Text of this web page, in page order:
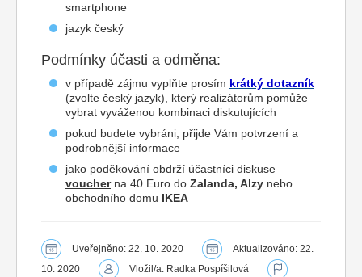
smartphone
jazyk český
Podmínky účasti a odměna:
v případě zájmu vyplňte prosím krátký dotazník
(zvolte český jazyk), který realizátorům pomůže
vybrat vyváženou kombinaci diskutujících
pokud budete vybráni, přijde Vám potvrzení a
podrobnější informace
jako poděkování obdrží účastníci diskuse
voucherna 40 Euro do Zalanda, Alzy nebo
obchodního domu IKEA
Uveřejněno: 22. 10. 2020
Aktualizováno: 22.
10. 2020
Vložil/a: Radka Pospíšilová